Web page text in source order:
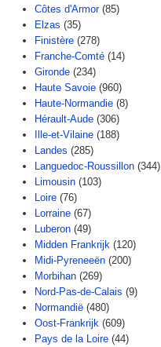
Côtes d'Armor (85)
Elzas (35)
Finistère (278)
Franche-Comté (14)
Gironde (234)
Haute Savoie (960)
Haute-Normandie (8)
Hérault-Aude (306)
Ille-et-Vilaine (188)
Landes (285)
Languedoc-Roussillon (344)
Limousin (103)
Loire (76)
Lorraine (67)
Luberon (49)
Midden Frankrijk (120)
Midi-Pyreneeën (200)
Morbihan (269)
Nord-Pas-de-Calais (9)
Normandië (480)
Oost-Frankrijk (609)
Pays de la Loire (44)